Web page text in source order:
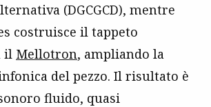
(DGCGCD), mentre
costruisce il tappeto
il Mellotron, ampliando la
del pezzo. Il risultato è
fluido, quasi